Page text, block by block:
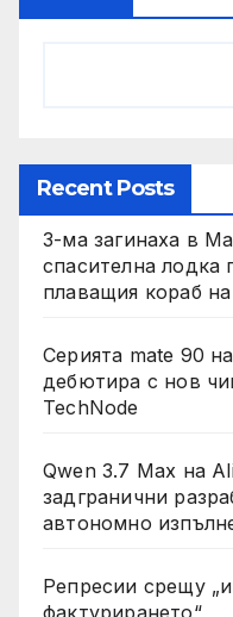
Recent Posts
3-ма загинаха в
спасителна лодка
плаващия кораб
Серията mate 90
дебютира с нов
TechNode
Qwen 3.7 Max на
задгранични
автономно
Репресии срещу
фактурирането“